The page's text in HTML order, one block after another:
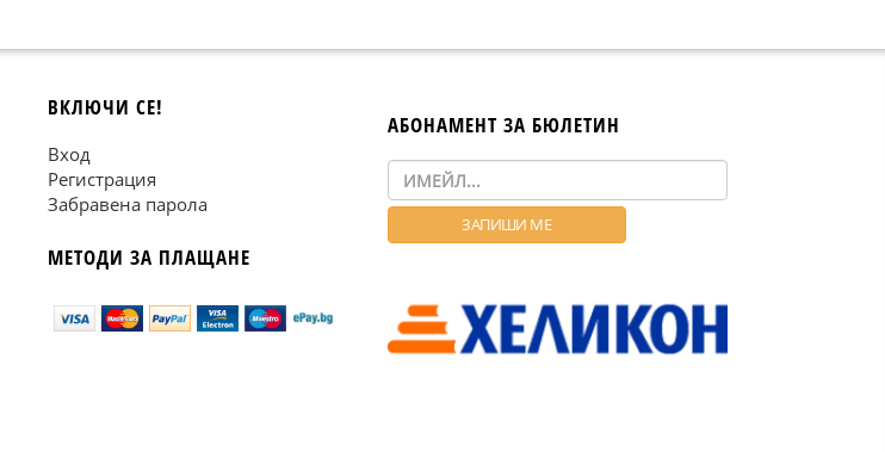
ВКЛЮЧИ СЕ!
Вход
Регистрация
Забравена парола
МЕТОДИ ЗА ПЛАЩАНЕ
АБОНАМЕНТ ЗА БЮЛЕТИН